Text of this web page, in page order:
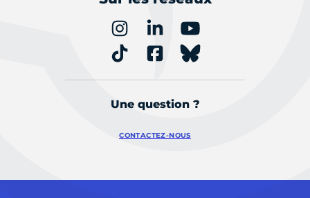
Une question ?
CONTACTEZ-NOUS